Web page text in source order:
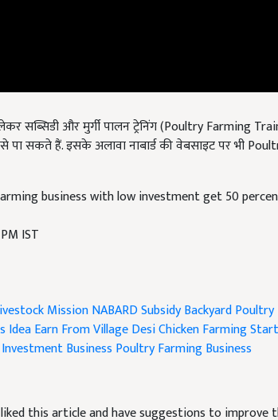
पा सकते हैं. इसके अलावा नाबार्ड की वेबसाइट पर भी
IST
IdeaEarn From VillageDesi Chicken Farming
BusinessPoultry Farming Business
this article and have suggestions to improve